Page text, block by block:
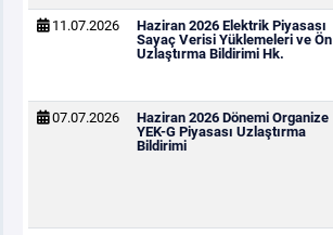
11.07.2026
Haziran 2026 Elektrik Piyasası
Sayaç Verisi Yüklemeleri ve Ön
Uzlaştırma Bildirimi Hk.
07.07.2026
Haziran 2026 Dönemi Organize
YEK-G Piyasası Uzlaştırma
Bildirimi